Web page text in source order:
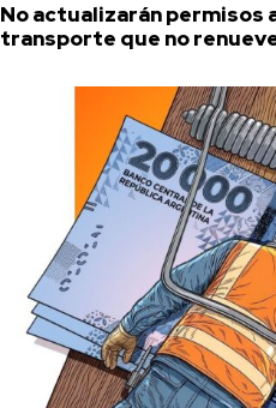
No actualizarán permisos
transporte que no